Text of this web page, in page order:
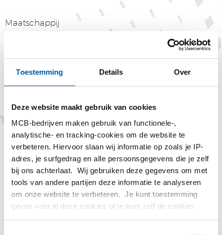
Toestemming Details Over
Deze website maakt gebruik van cookies
MCB-bedrijven maken gebruik van functionele-,
analytische- en tracking-cookies om de website te
verbeteren. Hiervoor slaan wij informatie op zoals je IP-
adres, je surfgedrag en alle persoonsgegevens die je zelf
bij ons achterlaat. Wij gebruiken deze gegevens om met
tools van andere partijen deze informatie te analyseren
om onze website te verbeteren. Je kunt toestemming
geven voor al deze cookies of je kunt zelf de cookies
instellen als je niet wilt dat wij bepaalde informatie delen.
Maatschappij
Tags
Albert Orbon
procesoperator